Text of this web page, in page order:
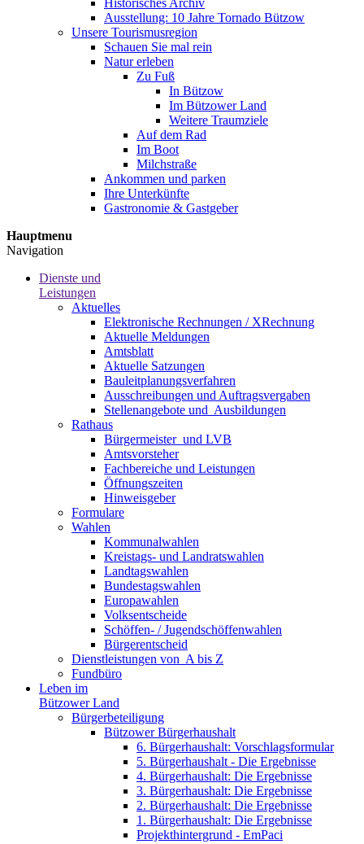
Ausstellung: 10 Jahre Tornado Bützow
Unsere Tourismusregion
Schauen Sie mal rein
Natur erleben
Zu Fuß
In Bützow
Im Bützower Land
Weitere Traumziele
Auf dem Rad
Im Boot
Milchstraße
Ankommen und parken
Ihre Unterkünfte
Gastronomie & Gastgeber
Hauptmenu
Navigation
Dienste und
Leistungen
Aktuelles
Elektronische Rechnungen / XRechnung
Aktuelle Meldungen
Amtsblatt
Aktuelle Satzungen
Bauleitplanungsverfahren
Ausschreibungen und Auftragsvergaben
Stellenangebote und ­­ Ausbildungen
Rathaus
Bürgermeister ­ und LVB
Amtsvorsteher
Fachbereiche und Leistungen
Öffnungszeiten
Hinweisgeber
Formulare
Wahlen
Kommunalwahlen
Kreistags- und Landratswahlen
Landtagswahlen
Bundestagswahlen
Europawahlen
Volksentscheide
Schöffen- / Jugendschöffenwahlen
Bürgerentscheid
Dienst­leistungen ­von ­ ­A bis Z
Fundbüro
Leben im
Bützower Land
Bürgerbeteiligung
Bützower Bürgerhaushalt
6. Bürgerhaushalt: Vorschlagsformular
5. Bürgerhaushalt - Die Ergebnisse
4. Bürgerhaushalt: Die Ergebnisse
3. Bürgerhaushalt: Die Ergebnisse
2. Bürgerhaushalt: Die Ergebnisse
1. Bürgerhaushalt: Die Ergebnisse
Projekthintergrund - EmPaci